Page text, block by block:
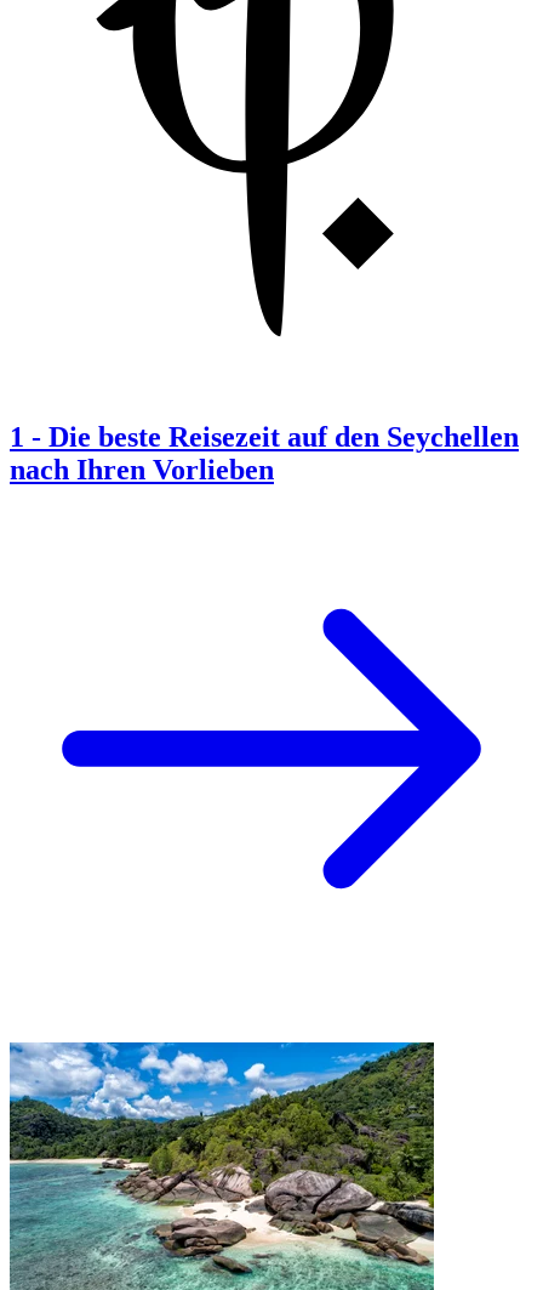
1 - Die beste Reisezeit auf den Seychellen
nach Ihren Vorlieben